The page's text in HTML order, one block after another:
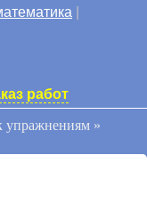
работ
упражнениям »